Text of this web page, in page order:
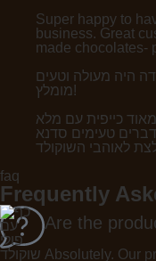
Super happy to
business. Great
made chocolates-
העבודה היה מעולה וטעים
מומלץ!
כייפית עם מלא
טעימים סדנא
לאוהבי השוקולד
faq
Frequently
Are the
Absolutely. Our